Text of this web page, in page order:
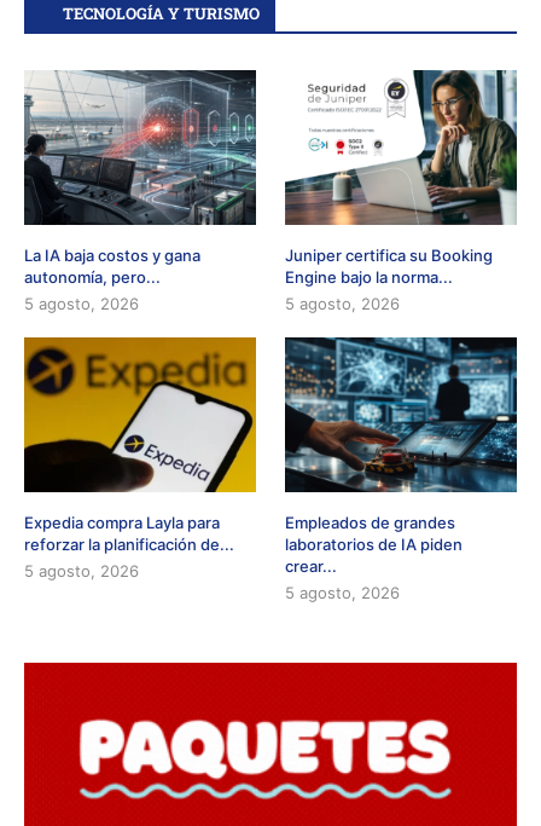
TECNOLOGÍA Y TURISMO
La IA baja costos y gana
autonomía, pero...
5 agosto, 2026
Juniper certifica su Booking
Engine bajo la norma...
5 agosto, 2026
Expedia compra Layla para
reforzar la planificación de...
5 agosto, 2026
Empleados de grandes
laboratorios de IA piden
crear...
5 agosto, 2026